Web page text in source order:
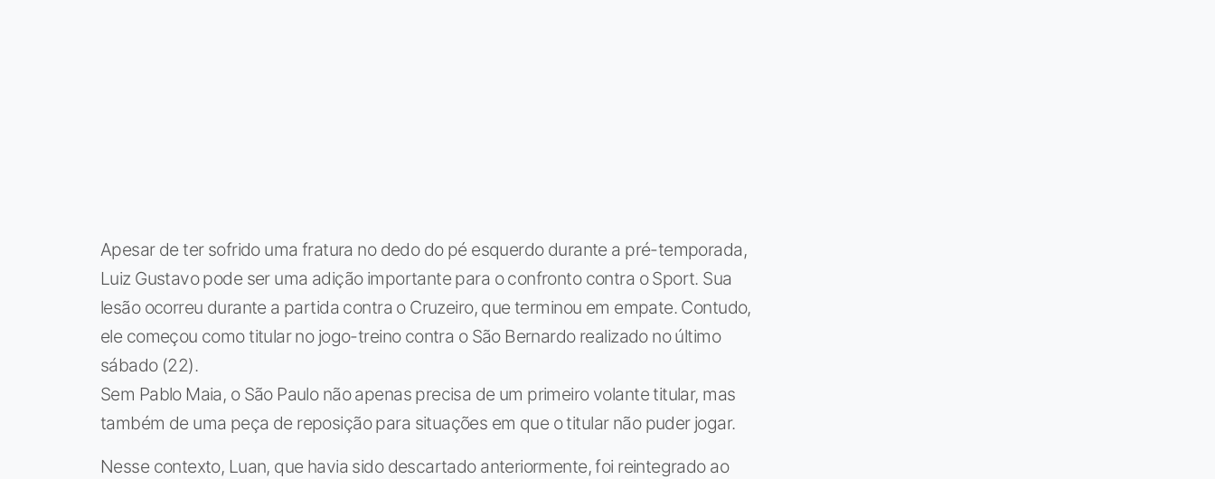
Apesar de ter sofrido uma fratura no dedo do pé esquerdo durante a pré-temporada,
Luiz Gustavo pode ser uma adição importante para o confronto contra o Sport. Sua
lesão ocorreu durante a partida contra o Cruzeiro, que terminou em empate. Contudo,
ele começou como titular no jogo-treino contra o São Bernardo realizado no último
sábado (22).
Sem Pablo Maia, o São Paulo não apenas precisa de um primeiro volante titular, mas
também de uma peça de reposição para situações em que o titular não puder jogar.
Nesse contexto, Luan, que havia sido descartado anteriormente, foi reintegrado ao